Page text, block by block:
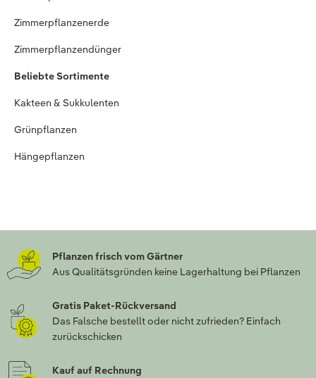
Zimmerpflanzenerde
Zimmerpflanzendünger
Beliebte Sortimente
Kakteen & Sukkulenten
Grünpflanzen
Hängepflanzen
Pflanzen frisch vom Gärtner
Aus Qualitätsgründen keine Lagerhaltung bei Pflanzen
Gratis Paket-Rückversand
Das Falsche bestellt oder nicht zufrieden? Einfach
zurückschicken
Kauf auf Rechnung